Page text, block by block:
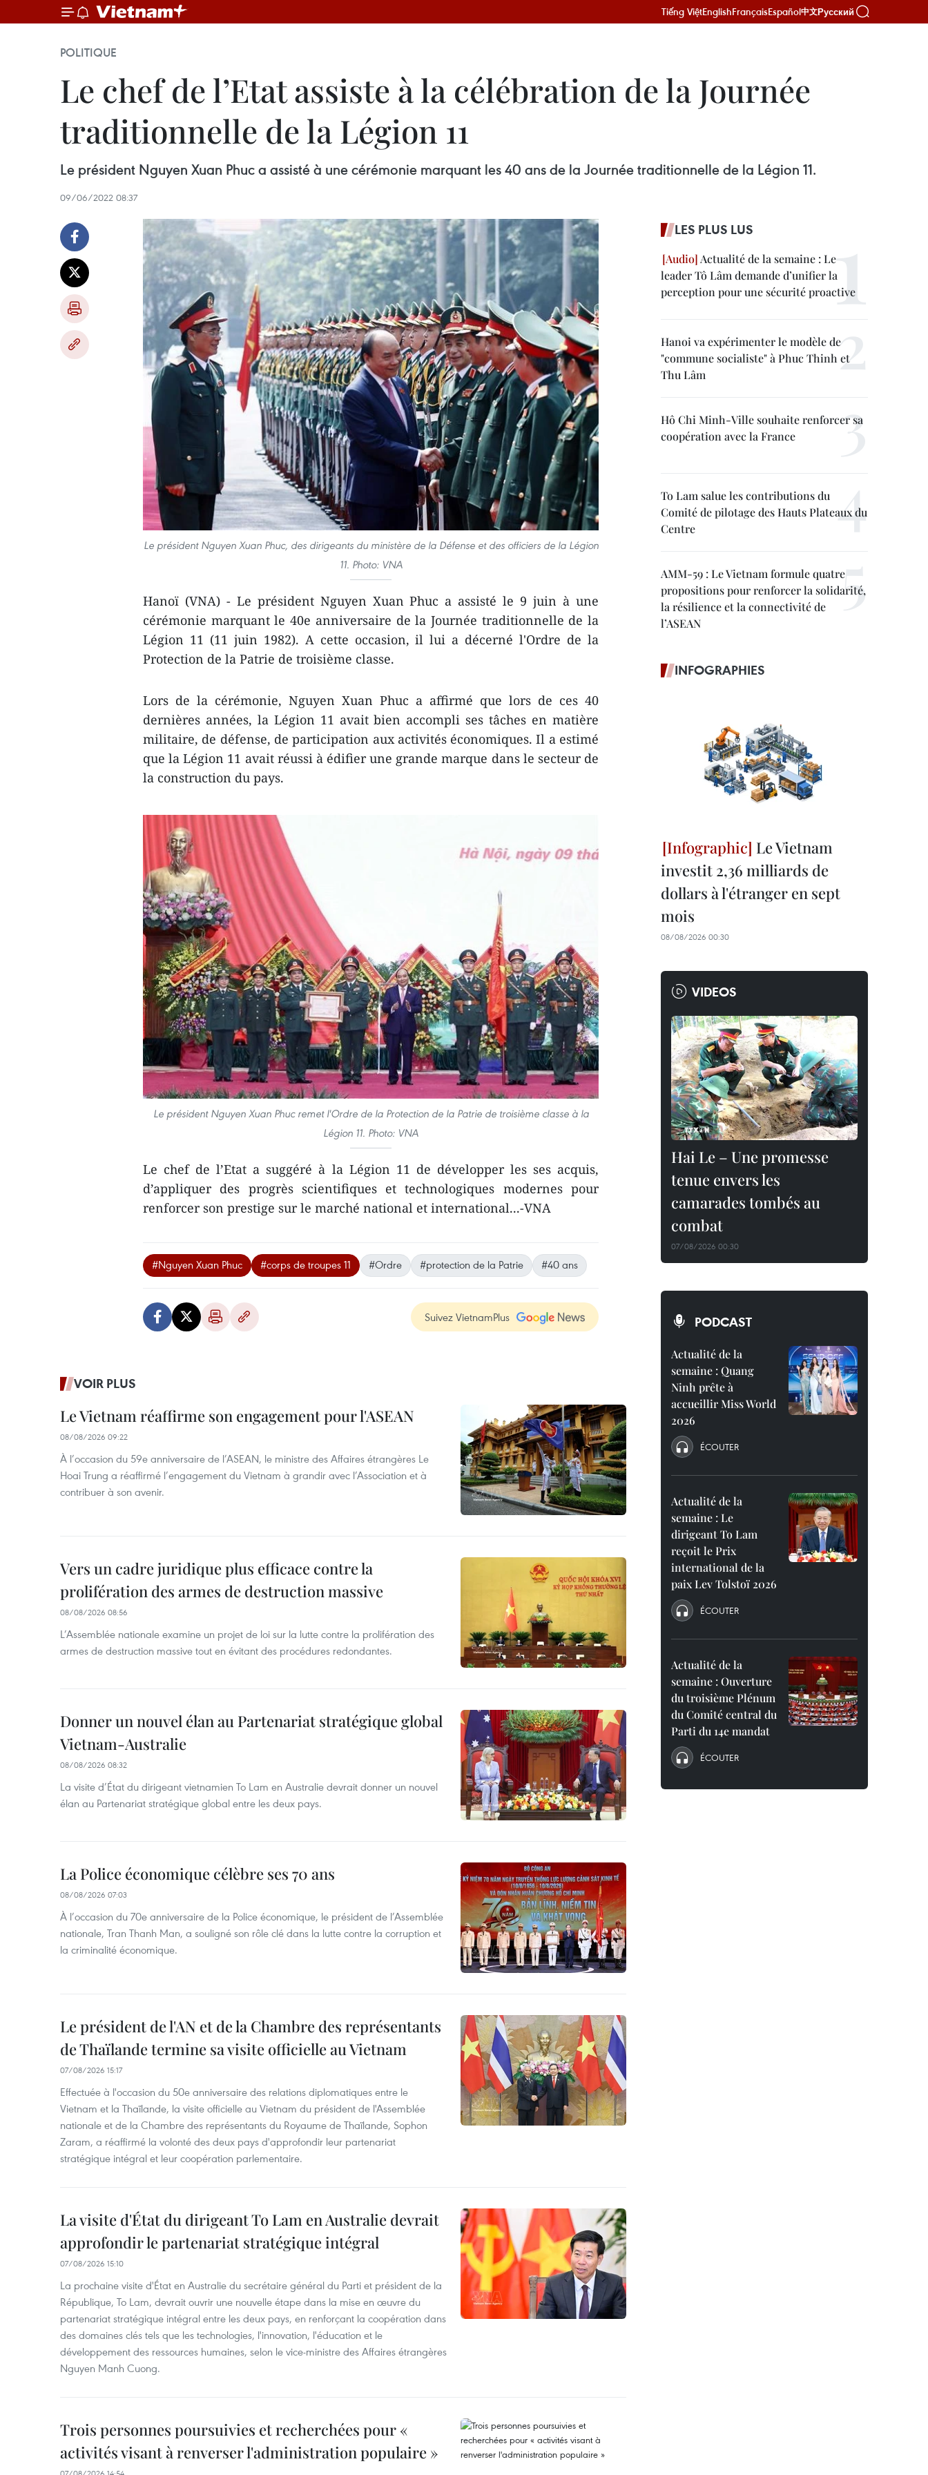
Tiếng ViệtEnglishFrançaisEspañol中文Русский
POLITIQUE
Le chef de l’Etat assiste à la célébration de la Journée
traditionnelle de la Légion 11
Le président Nguyen Xuan Phuc a assisté à une cérémonie marquant les 40 ans de la Journée traditionnelle de la Légion 11.
09/06/2022 08:37
Le président Nguyen Xuan Phuc, des dirigeants du ministère de la Défense et des officiers de la Légion
11. Photo: VNA
Hanoï (VNA) - Le président Nguyen Xuan Phuc a assisté le 9 juin à une
cérémonie marquant le 40e anniversaire de la Journée traditionnelle de la
Légion 11 (11 juin 1982). A cette occasion, il lui a décerné l'Ordre de la
Protection de la Patrie de troisième classe.
Lors de la cérémonie, Nguyen Xuan Phuc a affirmé que lors de ces 40
dernières années, la Légion 11 avait bien accompli ses tâches en matière
militaire, de défense, de participation aux activités économiques. Il a estimé
que la Légion 11 avait réussi à édifier une grande marque dans le secteur de
la construction du pays.
Le président Nguyen Xuan Phuc remet l'Ordre de la Protection de la Patrie de troisième classe à la
Légion 11. Photo: VNA
Le chef de l’Etat a suggéré à la Légion 11 de développer les ses acquis,
d’appliquer des progrès scientifiques et technologiques modernes pour
renforcer son prestige sur le marché national et international...-VNA
#Nguyen Xuan Phuc #corps de troupes 11 #Ordre #protection de la Patrie #40 ans
Suivez VietnamPlus
VOIR PLUS
Le Vietnam réaffirme son engagement pour l'ASEAN
08/08/2026 09:22
À l’occasion du 59e anniversaire de l’ASEAN, le ministre des Affaires étrangères Le
Hoai Trung a réaffirmé l’engagement du Vietnam à grandir avec l’Association et à
contribuer à son avenir.
Vers un cadre juridique plus efficace contre la
prolifération des armes de destruction massive
08/08/2026 08:56
L’Assemblée nationale examine un projet de loi sur la lutte contre la prolifération des
armes de destruction massive tout en évitant des procédures redondantes.
Donner un nouvel élan au Partenariat stratégique global
Vietnam-Australie
08/08/2026 08:32
La visite d’État du dirigeant vietnamien To Lam en Australie devrait donner un nouvel
élan au Partenariat stratégique global entre les deux pays.
La Police économique célèbre ses 70 ans
08/08/2026 07:03
À l’occasion du 70e anniversaire de la Police économique, le président de l’Assemblée
nationale, Tran Thanh Man, a souligné son rôle clé dans la lutte contre la corruption et
la criminalité économique.
Le président de l'AN et de la Chambre des représentants
de Thaïlande termine sa visite officielle au Vietnam
07/08/2026 15:17
Effectuée à l'occasion du 50e anniversaire des relations diplomatiques entre le
Vietnam et la Thaïlande, la visite officielle au Vietnam du président de l'Assemblée
nationale et de la Chambre des représentants du Royaume de Thaïlande, Sophon
Zaram, a réaffirmé la volonté des deux pays d'approfondir leur partenariat
stratégique intégral et leur coopération parlementaire.
La visite d'État du dirigeant To Lam en Australie devrait
approfondir le partenariat stratégique intégral
07/08/2026 15:10
La prochaine visite d'État en Australie du secrétaire général du Parti et président de la
République, To Lam, devrait ouvrir une nouvelle étape dans la mise en œuvre du
partenariat stratégique intégral entre les deux pays, en renforçant la coopération dans
des domaines clés tels que les technologies, l'innovation, l'éducation et le
développement des ressources humaines, selon le vice-ministre des Affaires étrangères
Nguyen Manh Cuong.
Trois personnes poursuivies et recherchées pour «
activités visant à renverser l'administration populaire »
LES PLUS LUS
Actualité de la semaine : Le
leader Tô Lâm demande d’unifier la
perception pour une sécurité proactive
Hanoi va expérimenter le modèle de
"commune socialiste" à Phuc Thinh et
Thu Lâm
Hô Chi Minh-Ville souhaite renforcer sa
coopération avec la France
To Lam salue les contributions du
Comité de pilotage des Hauts Plateaux du
Centre
AMM-59 : Le Vietnam formule quatre
propositions pour renforcer la solidarité,
la résilience et la connectivité de
l’ASEAN
INFOGRAPHIES
Le Vietnam
investit 2,36 milliards de
dollars à l'étranger en sept
mois
08/08/2026 00:30
VIDEOS
Hai Le – Une promesse
tenue envers les
camarades tombés au
combat
07/08/2026 00:30
PODCAST
Actualité de la
semaine : Quang
Ninh prête à
accueillir Miss World
2026
ÉCOUTER
Actualité de la
semaine : Le
dirigeant To Lam
reçoit le Prix
international de la
paix Lev Tolstoï 2026
ÉCOUTER
Actualité de la
semaine : Ouverture
du troisième Plénum
du Comité central du
Parti du 14e mandat
ÉCOUTER